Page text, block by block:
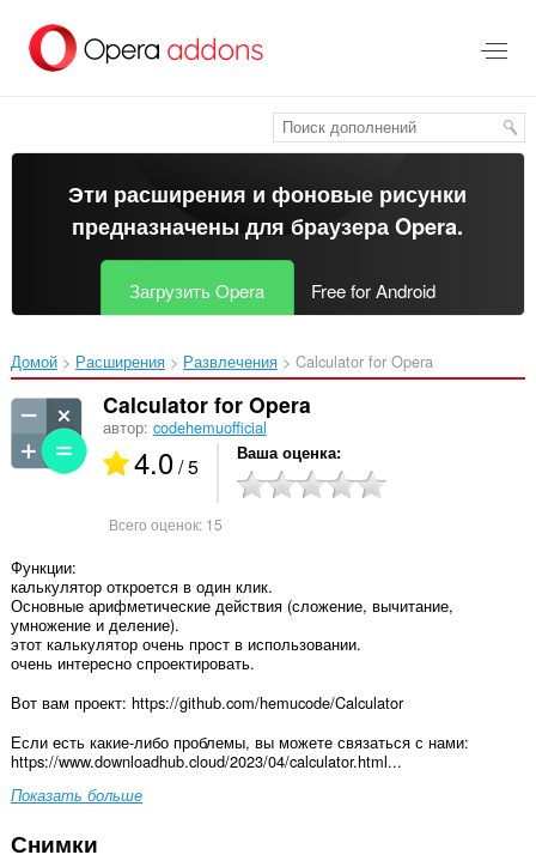
перейти
Эти расширения и фоновые рисунки
предназначены длябраузера Opera.
Загрузить Opera Free for Android
Домой Расширения Развлечения Calculator for Opera‎
Calculator for Opera
автор: codehemuofficial
4.0/ 5 Ваша оценка
Всего оценок: 15
Функции:
калькулятор откроется в один клик.
Основные арифметические действия (сложение, вычитание,
умножение и деление).
этот калькулятор очень прост в использовании.
очень интересно спроектировать.
Вот вам проект: https://github.com/hemucode/Calculator
Если есть какие-либо проблемы, вы можете связаться с нами:
https://www.downloadhub.cloud/2023/04/calculator.html...
Показать больше
Снимки